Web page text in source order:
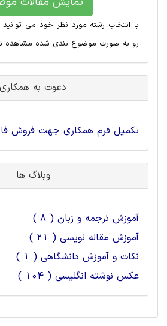
با انتخاب رشته مورد نظر خود می
رو به صورت موضوع بندی شده مشاهده
دعوت به همکاری
تکمیل فرم همکاری جهت فروش
وبلاگ ها
آموزش ترجمه و زبان ( 8 )
آموزش مقاله نویسی ( 21 )
نکات و آموزش دانشگاهی ( 1 )
عکس نوشته انگلیسی ( 104 )